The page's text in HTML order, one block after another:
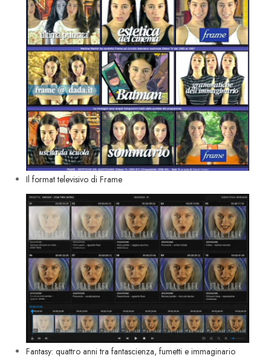
Il format televisivo di Frame
Fantasy: quattro anni tra fantascienza, fumetti e immaginario